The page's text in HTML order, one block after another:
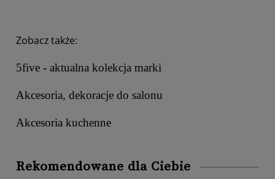
Zobacz także:
5five - aktualna kolekcja marki
Akcesoria, dekoracje do salonu
Akcesoria kuchenne
Rekomendowane dla Ciebie